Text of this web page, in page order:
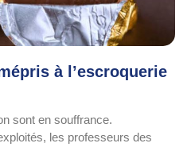
à l’escroquerie
sont en souffrance.
les professeurs des